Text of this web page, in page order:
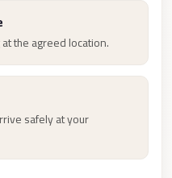
the agreed location.
safely at your